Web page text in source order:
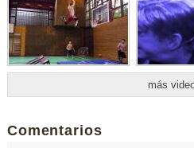
más
Comentarios